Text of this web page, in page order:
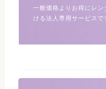
一般価格よりお得にレン
ける法人専用サービスで